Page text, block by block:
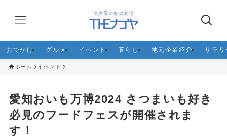
おでかけ グルメ イベント 暮らし 地元企業紹介 サラリ
ホーム イベント
愛知おいも万博2024 さつまいも好き
必見のフードフェスが開催されま
す！